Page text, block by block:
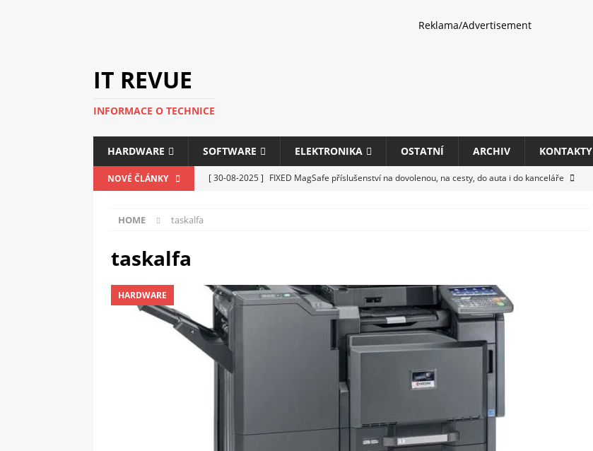
Reklama/Advertisement
IT REVUE
INFORMACE O TECHNICE
HARDWARE SOFTWARE ELEKTRONIKA OSTATNÍ ARCHIV KONTAKTY
NOVÉ ČLÁNKY [ 30-08-2025 ] FIXED MagSafe příslušenství na dovolenou, na cesty, do auta i do kanceláře
C5100 a 6100
PERIFERIE
[ 09-05-2025 ]
Domácí pec na pizzu Cuisinart CPZ-120 promění vaši kuchyň na italskou pizzerii
OSTATNÍ
[ 06-05-2025 ]
Blockchain a růst krypto kasin: Co by měli vědět milovníci technologií
SOFTWARE
HOME taskalfa
taskalfa
HARDWARE